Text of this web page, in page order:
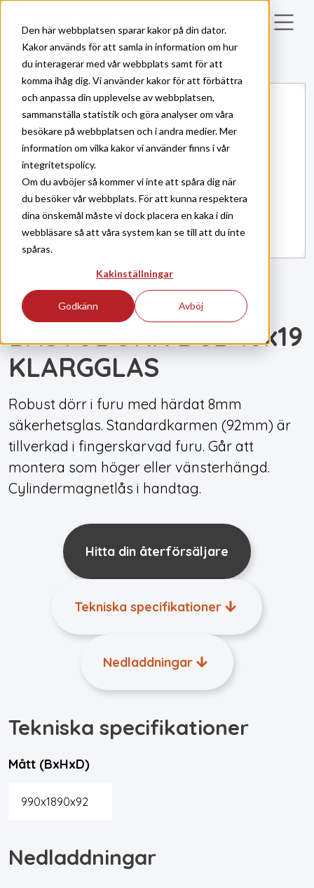
Den här webbplatsen sparar kakor på din dator.
Kakor används för att samla in information om hur
du interagerar med vår webbplats samt för att
komma ihåg dig. Vi använder kakor för att förbättra
och anpassa din upplevelse av webbplatsen,
sammanställa statistik och göra analyser om våra
besökare på webbplatsen och i andra medier. Mer
information om vilka kakor vi använder finns i vår
integritetspolicy.
Om du avböjer så kommer vi inte att spåra dig när
du besöker vår webbplats. För att kunna respektera
dina önskemål måste vi dock placera en kaka i din
webbläsare så att våra system kan se till att du inte
spåras.
Kakinställningar
Godkänn Avböj
Skip to main content
BASTU DÖRRAR
BASTUDÖRR DGB 10x19
KLARGGLAS
Robust dörr i furu med härdat 8mm
säkerhetsglas. Standardkarmen (92mm) är
tillverkad i fingerskarvad furu. Går att
montera som höger eller vänsterhängd.
Cylindermagnetlås i handtag.
Hitta din återförsäljare
Tekniska specifikationer
Nedladdningar
Tekniska specifikationer
Mått (BxHxD)
990x1890x92
Nedladdningar